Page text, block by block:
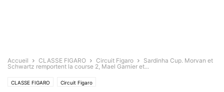
Accueil CLASSE FIGARO Circuit Figaro
Sardinha Cup. Morvan et
Schwartz remportent la course 2, Mael Garnier et...
CLASSE FIGARO Circuit Figaro